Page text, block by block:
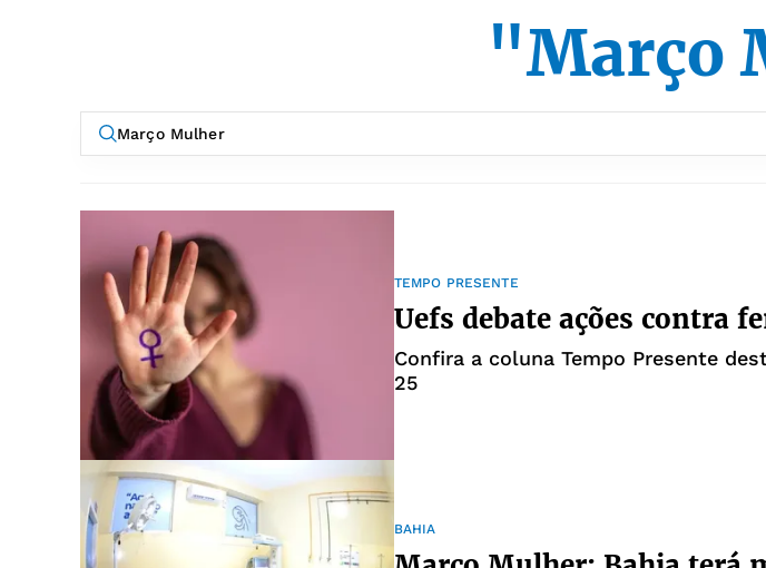
"Março
TEMPO PRESENTE
Uefs debate ações contra
Confira a coluna Tempo Presente
25
BAHIA